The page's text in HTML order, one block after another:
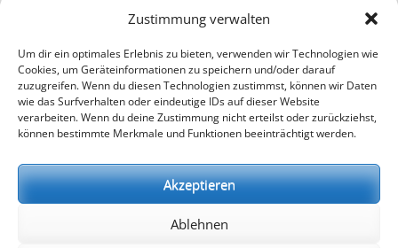
Zustimmung verwalten
Um dir ein optimales Erlebnis zu bieten, verwenden wir Technologien wie
Cookies, um Geräteinformationen zu speichern und/oder darauf
zuzugreifen. Wenn du diesen Technologien zustimmst, können wir Daten
wie das Surfverhalten oder eindeutige IDs auf dieser Website
verarbeiten. Wenn du deine Zustimmung nicht erteilst oder zurückziehst,
können bestimmte Merkmale und Funktionen beeinträchtigt werden.
Akzeptieren
Ablehnen
Beitragsnavigation
← Vorheriger
Beitrag:
Lesehinweis:
„Klimawandel zerreißt
Ölindustrie“
NächsterViele Worte, wenig
Taten: UN-
Nachhaltigkeitsziele
könnten scheitern
– Energie für die Zukunft –
Nachhaltigkeit, Kreislaufwirtschaft,
Erneuerbare Energien, Klimawandel und Energiewende.